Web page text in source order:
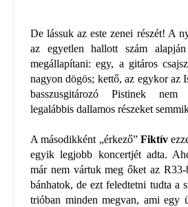
De lássuk az este zenei részét! A
az egyetlen hallott szám
megállapítani: egy, a gitáros
nagyon dögös; kettő, az egykor az
basszusgitározó Pistinek nem
legalábbis dallamos részeket
A másodikként „érkező” Fiktív
egyik legjobb koncertjét adta.
már nem vártuk meg őket az
bánhatok, de ezt feledtetni tudta a
trióban minden megvan, ami egy